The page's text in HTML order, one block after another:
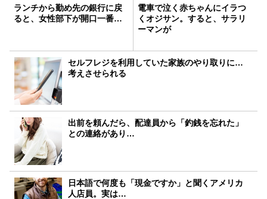
ランチから勤め先の銀行に戻
ると、女性部下が開口一番…
電車で泣く赤ちゃんにイラつ
くオジサン。すると、サラリ
ーマンが
セルフレジを利用していた家族のやり取りに…
考えさせられる
出前を頼んだら、配達員から「釣銭を忘れた」
との連絡があり…
日本語で何度も「現金ですか」と聞くアメリカ
人店員。実は…